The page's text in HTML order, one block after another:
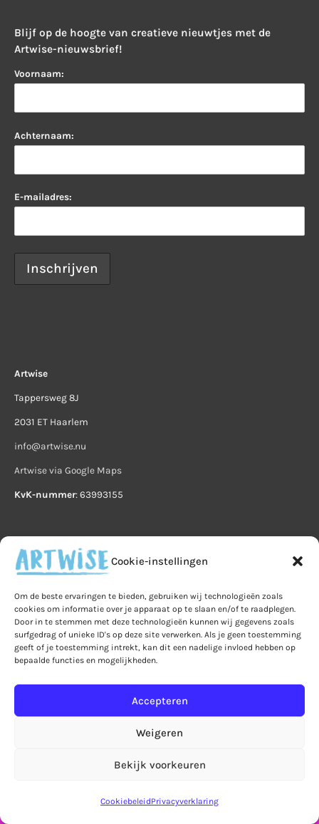
Cookie-instellingen
Om de beste ervaringen te bieden, gebruiken wij technologieën zoals
cookies om informatie over je apparaat op te slaan en/of te raadplegen.
Door in te stemmen met deze technologieën kunnen wij gegevens zoals
surfgedrag of unieke ID's op deze site verwerken. Als je geen toestemming
geeft of je toestemming intrekt, kan dit een nadelige invloed hebben op
bepaalde functies en mogelijkheden.
Accepteren
Weigeren
Bekijk voorkeuren
CookiebeleidPrivacyverklaring
Let op! Bestellingen in de webshop worden pas
vanaf 7 september verzonden!
Blijf op de hoogte van creatieve nieuwtjes met de
Artwise-nieuwsbrief!
Voornaam:
Achternaam:
E-mailadres:
Artwise
Tappersweg 8J
2031 ET Haarlem
info@artwise.nu
Artwise via Google Maps
KvK-nummer: 63993155
Home Veelgestelde vragen
Privacy
Algemene voorwaarden
Privacy
Ruilen & retourneren
Leveringen & verzendkosten
Bestelling & betaling
Mijn account